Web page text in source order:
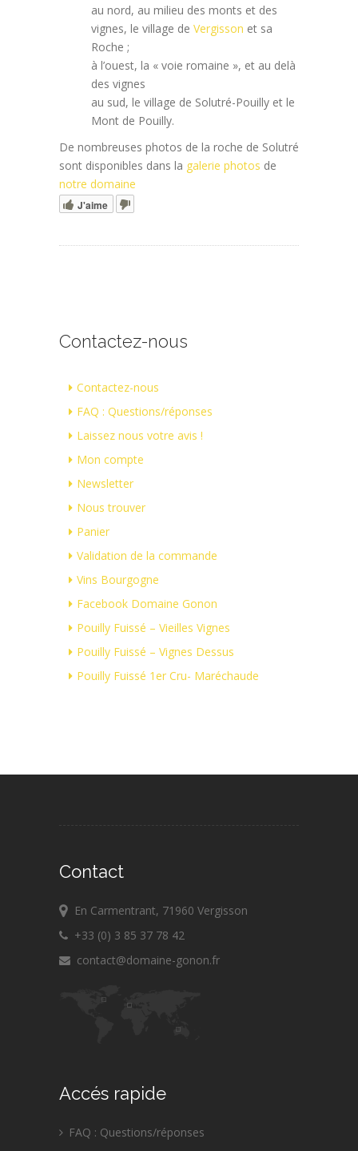
au nord, au milieu des monts et des
vignes, le village de Vergisson et sa
Roche ;
à l’ouest, la « voie romaine », et au delà
des vignes
au sud, le village de Solutré-Pouilly et le
Mont de Pouilly.
De nombreuses photos de la roche de Solutré
sont disponibles dans la galerie photos de
notre domaine
J'aime
Contactez-nous
Contactez-nous
FAQ : Questions/réponses
Laissez nous votre avis !
Mon compte
Newsletter
Nous trouver
Panier
Validation de la commande
Vins Bourgogne
Facebook Domaine Gonon
Pouilly Fuissé – Vieilles Vignes
Pouilly Fuissé – Vignes Dessus
Pouilly Fuissé 1er Cru- Maréchaude
Contact
En Carmentrant, 71960 Vergisson
+33 (0) 3 85 37 78 42
contact@domaine-gonon.fr
Accés rapide
FAQ : Questions/réponses